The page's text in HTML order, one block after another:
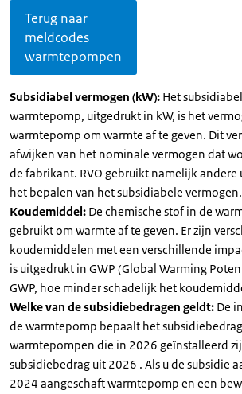
Terug naar
meldcodes
warmtepompen
Subsidiabel vermogen (kW): Het
warmtepomp, uitgedrukt in kW, is het
warmtepomp om warmte af te geven. Dit
afwijken van het nominale vermogen dat
de fabrikant. RVO gebruikt namelijk
het bepalen van het subsidiabele vermogen.
Koudemiddel: De chemische stof in de
gebruikt om warmte af te geven. Er zijn
koudemiddelen met een verschillende
is uitgedrukt in GWP (Global Warming
GWP, hoe minder schadelijk het
Welke van de subsidiebedragen geldt: De
de warmtepomp bepaalt het
warmtepompen die in 2026 geïnstalleerd
subsidiebedrag uit 2026 . Als u de subsidie
2024 aangeschaft warmtepomp en een